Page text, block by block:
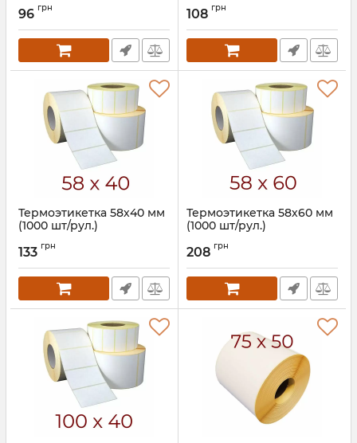
96 грн 108 грн
Термоэтикетка 58х40 мм
(1000 шт/рул.)
133 грн
Термоэтикетка 58х60 мм
(1000 шт/рул.)
208 грн